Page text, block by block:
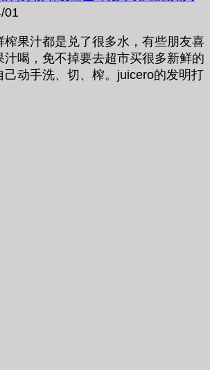
01
榨果汁都是兑了很多水，有些朋友喜
汁喝，免不掉要去超市买很多新鲜的
己动手洗、切、榨。juicero的发明打